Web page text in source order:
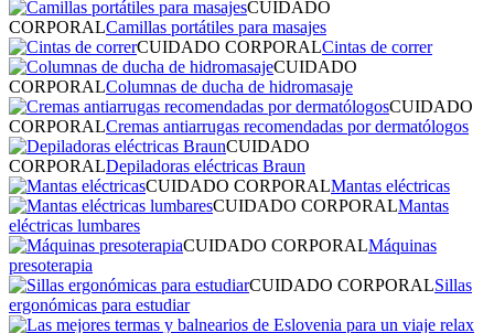
CUIDADO
CORPORALCamillas portátiles para masajes
CUIDADO CORPORALCintas de correr
CUIDADO
CORPORALColumnas de ducha de hidromasaje
CUIDADO
CORPORALCremas antiarrugas recomendadas por dermatólogos
CUIDADO
CORPORALDepiladoras eléctricas Braun
CUIDADO CORPORALMantas eléctricas
CUIDADO CORPORALMantas
eléctricas lumbares
CUIDADO CORPORALMáquinas
presoterapia
CUIDADO CORPORALSillas
ergonómicas para estudiar